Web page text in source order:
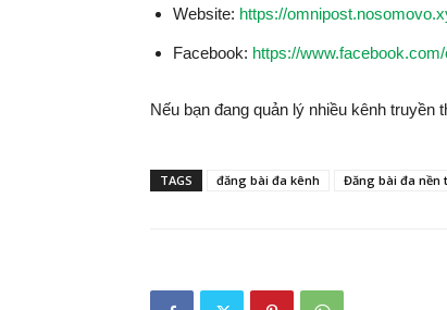
Website: https://
Facebook: https://
Nếu bạn đang quản lý nhiều kênh truyền
TAGS đăng bài đa kênh Đăng bài đa nền